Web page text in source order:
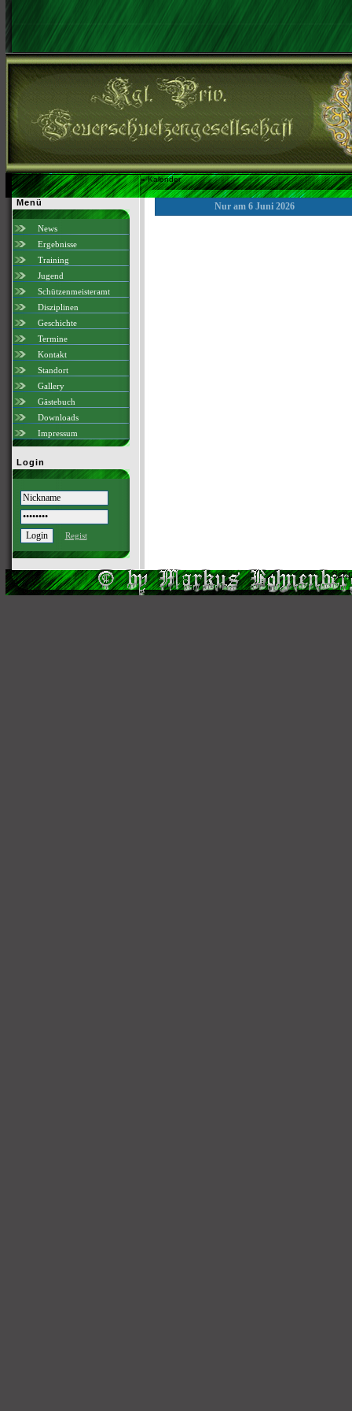
»Kalender
Menü
News
Ergebnisse
Training
Jugend
Schützenmeisteramt
Disziplinen
Geschichte
Termine
Kontakt
Standort
Gallery
Gästebuch
Downloads
Impressum
Login
Regist
Nur am 6 Juni 2026